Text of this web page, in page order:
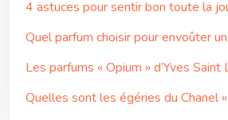
4 astuces pour sentir bon toute la
Quel parfum choisir pour envoûter
Les parfums « Opium » d’Yves
Quelles sont les égéries du Chanel